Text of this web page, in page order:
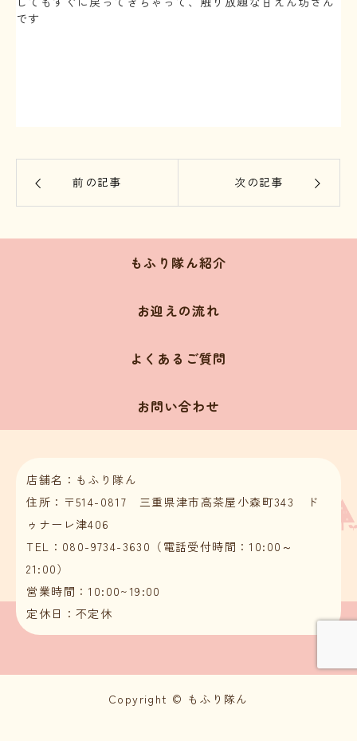
です
前の記事 次の記事
もふり隊ん紹介
お迎えの流れ
よくあるご質問
お問い合わせ
店舗名：もふり隊ん
住所：〒514-0817 三重県津市高茶屋小森町343 ド
ゥナーレ津406
TEL：080-9734-3630（電話受付時間：10:00～
21:00）
営業時間：10:00~19:00
定休日：不定休
Copyright © もふり隊ん